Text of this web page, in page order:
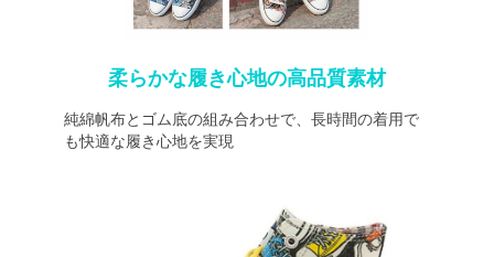
柔らかな履き心地の高品質素材
純綿帆布とゴム底の組み合わせで、長時間の着用で
も快適な履き心地を実現